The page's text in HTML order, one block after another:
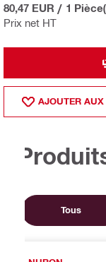
Prix net HT
80,47 EUR / 1
AJOUTER AUX
Tous